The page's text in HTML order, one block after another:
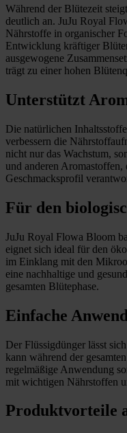
Während der Blütezeit
deutlich an. JuJu Royal
Nährstoffe in organischer
Entwicklung kräftiger
ausgewogene
trägt zu einer hohen
Unterstützt
Die natürlichen
verbessern die
nicht nur das Wachstum,
und anderen
Geschmacksprofil
Für den
JuJu Royal Flowa Bloom
eignet sich ideal für den
im Einklang mit den
eine nachhaltige und
gesamten Blütephase.
Einfache
Der Flüssigdünger lässt
kann während der
regelmäßige Anwendung
mit wichtigen Nährstoffen
Produktvorteile